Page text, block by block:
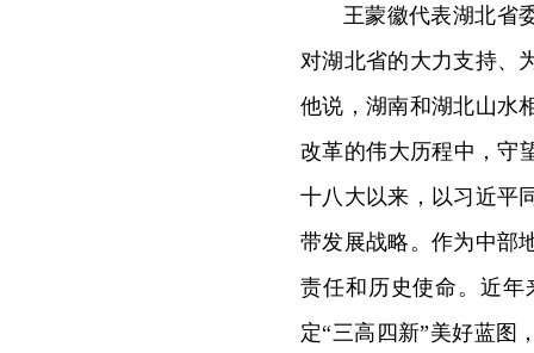
王蒙徽代表湖北省
对湖北省的大力支持、
他说，湖南和湖北山水
改革的伟大历程中，守
十八大以来，以习近平
带发展战略。作为中部
责任和历史使命。近
定“三高四新”美好蓝图